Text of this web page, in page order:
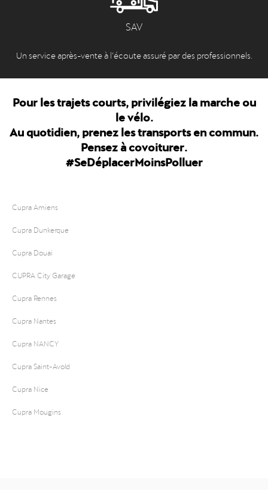
SAV
Un service après-vente à l’écoute assuré par des professionnels.
Pour les trajets courts, privilégiez la marche ou
le vélo.
Au quotidien, prenez les transports en commun.
Pensez à covoiturer.
#SeDéplacerMoinsPolluer
Cupra Amiens
Cupra Dunkerque
Cupra Douai
CUPRA City Garage
Cupra Rennes
Cupra Nantes
Cupra NANCY
Cupra Saint-Avold
Cupra Nice
Cupra Mougins